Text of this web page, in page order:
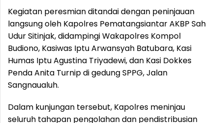
Kegiatan peresmian ditandai dengan peninjauan
langsung oleh Kapolres Pematangsiantar AKBP Sah
Udur Sitinjak, didampingi Wakapolres Kompol
Budiono, Kasiwas Iptu Arwansyah Batubara, Kasi
Humas Iptu Agustina Triyadewi, dan Kasi Dokkes
Penda Anita Turnip di gedung SPPG, Jalan
Sangnaualuh.
Dalam kunjungan tersebut, Kapolres meninjau
seluruh tahapan pengolahan dan pendistribusian